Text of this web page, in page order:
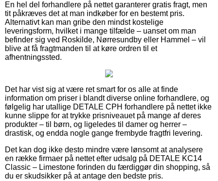
En hel del forhandlere på nettet garanterer gratis fragt, men
tit påkræves det at man indkøber for en bestemt pris.
Alternativt kan man gribe den mindst kostelige
leveringsform, hvilket i mange tilfælde – uanset om man
befinder sig ved Roskilde, Nørresundby eller Hammel – vil
blive at få fragtmanden til at køre ordren til et
afhentningssted.
Det har vist sig at være ret smart for os alle at finde
information om priser i blandt diverse online forhandlere, og
følgelig har utallige DETALE CPH forhandlere på nettet ikke
kunne slippe for at trykke prisniveauet på mange af deres
produkter – til børn, og ligeledes til damer og herrer –
drastisk, og endda nogle gange frembyde fragtfri levering.
Det kan dog ikke desto mindre være lønsomt at analysere
en række firmaer på nettet efter udsalg på DETALE KC14
Classic – Limestone forinden du færdiggør din shopping, så
du er skudsikker på at antage den bedste pris.